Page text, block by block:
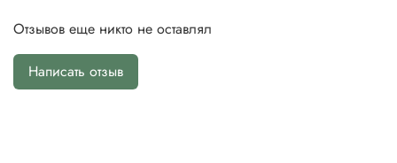
Отзывов еще никто не оставлял
Написать отзыв